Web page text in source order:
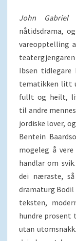
John Gabriel
nåtidsdrama,
vareopptelling
teatergjengaren
Ibsen
tematikken litt
fullt og heilt,
til andre
jordiske lover,
Bentein
mogeleg å
handlar om
dei næraste,
dramaturg Bodil
teksten,
hundre prosent
utan